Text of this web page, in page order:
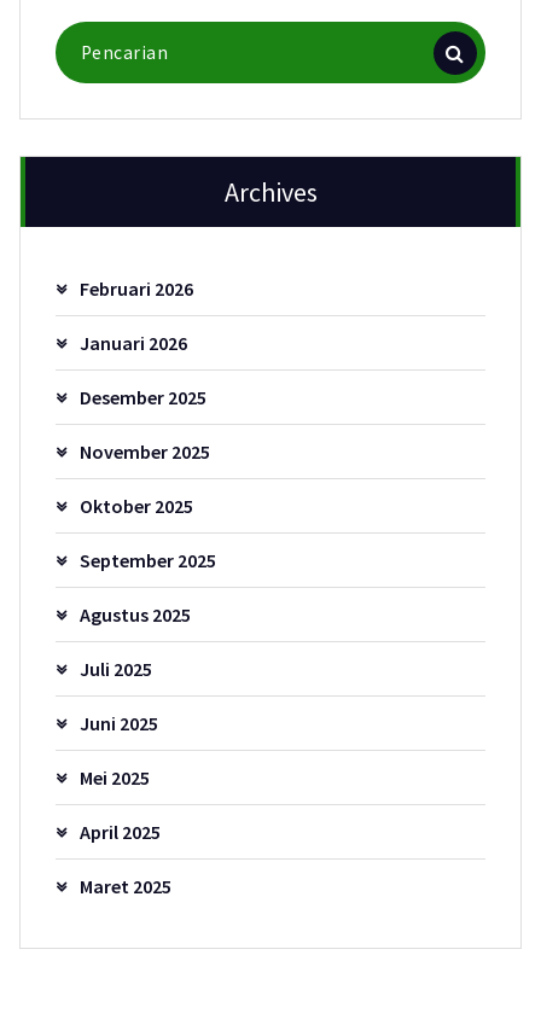
Pencarian
untuk:
Archives
Februari 2026
Januari 2026
Desember 2025
November 2025
Oktober 2025
September 2025
Agustus 2025
Juli 2025
Juni 2025
Mei 2025
April 2025
Maret 2025